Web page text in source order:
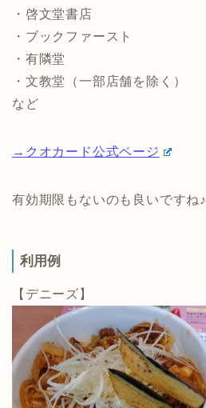
・啓文堂書店
・ブックファースト
・有隣堂
・文教堂（一部店舗を除く）
など
→クオカード公式ページ
有効期限もないのも良いですね♪
利用例
【デニーズ】